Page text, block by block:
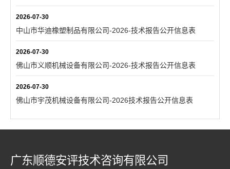
2026-07-30
中山市华迪橡塑制品有限公司-2026-技术报告公开信息表
2026-07-30
佛山市义顺机械设备有限公司-2026-技术报告公开信息表
2026-07-30
佛山市宇茂机械设备有限公司-2026技术报告公开信息表
广东顺德安评技术咨询有限公司